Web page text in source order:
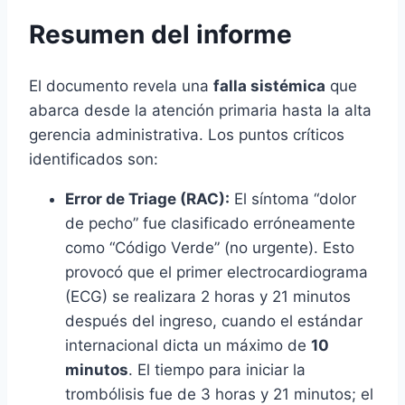
Resumen del informe
El documento revela una falla sistémica que
abarca desde la atención primaria hasta la alta
gerencia administrativa. Los puntos críticos
identificados son:
Error de Triage (RAC): El síntoma “dolor
de pecho” fue clasificado erróneamente
como “Código Verde” (no urgente). Esto
provocó que el primer electrocardiograma
(ECG) se realizara 2 horas y 21 minutos
después del ingreso, cuando el estándar
internacional dicta un máximo de 10
minutos. El tiempo para iniciar la
trombólisis fue de 3 horas y 21 minutos; el